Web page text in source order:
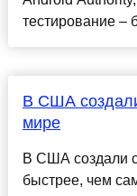
тестирование –
В США
мире
В США создали
быстрее, чем